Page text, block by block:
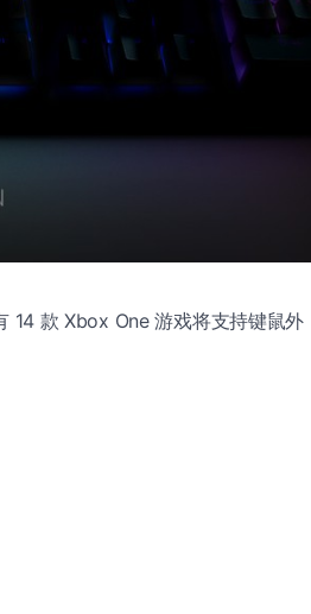
14 款 Xbox One 游戏将支持键鼠外